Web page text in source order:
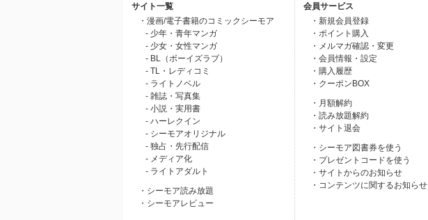
サイト一覧
・漫画/電子書籍のコミックシーモア
- 少年・青年マンガ
- 少女・女性マンガ
- BL（ボーイズラブ）
- TL・レディコミ
- ライトノベル
- 雑誌・写真集
- 小説・実用書
- ハーレクイン
- シーモアオリジナル
- 独占・先行配信
- メディア化
- ライトアダルト
・シーモア読み放題
・シーモアレビュー
会員サービス
・新規会員登録
・ポイント購入
・メルマガ確認・変更
・会員情報・設定
・購入履歴
・クーポンBOX
・月額解約
・読み放題解約
・サイト退会
・シーモア図書券を使う
・プレゼントコードを使う
・サイトからのお知らせ
・コンテンツに関するお知らせ